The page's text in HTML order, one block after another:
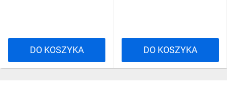
DO KOSZYKA DO KOSZYKA